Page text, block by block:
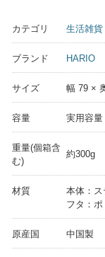
カテゴリ 生活雑貨
ブランド HARIO
サイズ 幅 79 ×
容量 実用容量
重量(個箱含
む)
約300g
材質
本体：ス
フタ：
原産国 中国製